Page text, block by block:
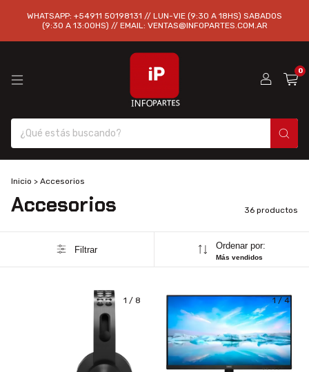
WHATSAPP: +54911 50198131 // LUN-VIE (9:30 A 18HS) SABADOS
(9:30 A 13:00HS) // EMAIL: VENTAS@INFOPARTES.COM.AR
0
Inicio > Accesorios
Accesorios 36 productos
Filtrar Ordenar por:
Más vendidos
1 / 8 1/4